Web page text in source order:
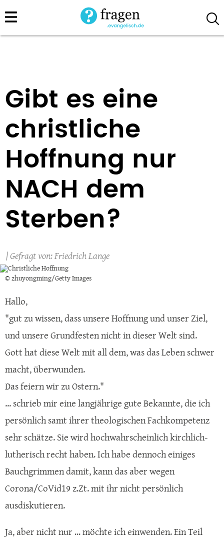
Direkt
zum
Gibt es eine
christliche
Hoffnung nur
NACH dem
Sterben?
Friedrich Lange
© zhuyongming/Getty Images
Hallo,
"gut zu wissen, dass unsere Hoffnung und unser Ziel,
und unsere Grundfesten nicht in dieser Welt sind.
Gott hat diese Welt mit all dem, was das Leben schwer
macht, überwunden.
Das feiern wir zu Ostern."
... schrieb mir eine langjährige gute Bekannte, die ich
persönlich samt ihrer theologischen Fachkompetenz
sehr schätze. Sie wird hochwahrscheinlich kirchlich-
lutherisch recht haben. Ich habe dennoch einiges
Bauchgrimmen damit, kann das aber wegen
Corona/CoVid19 z.Zt. mit ihr nicht persönlich
ausdiskutieren.
Ja, aber nicht nur ... möchte ich einwenden. Ein Teil